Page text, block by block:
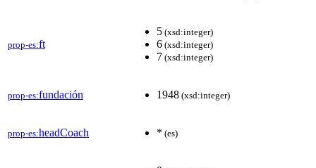
prop-es:ft
5 (xsd:integer)
6 (xsd:integer)
7 (xsd:integer)
prop-es:fundación 1948 (xsd:integer)
prop-es:headCoach * (es)